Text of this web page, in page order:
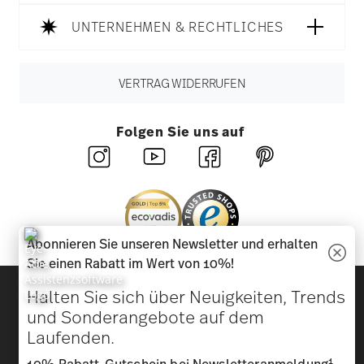
UNTERNEHMEN & RECHTLICHES
VERTRAG WIDERRUFEN
Folgen Sie uns auf
Entdecken Sie unsere Marken
Design & Funktionalität für Ihr Zuhause
Homepage AGB
Abonnieren Sie unseren Newsletter und erhalten
Sie einen Rabatt im Wert von 10%!
Halten Sie sich über Neuigkeiten, Trends
und Sonderangebote auf dem
Laufenden.
1